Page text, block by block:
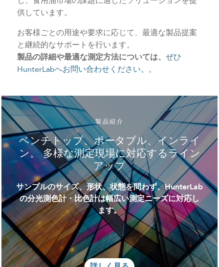
供しています。
お客様ごとの用途や要求に応じて、最適な製品提案
と継続的なサポートを行います。
製品の詳細や最適な測定方法については、 ぜひ
HunterLabへお問い合わせください。 。
製品紹介
ベンチトップ、ポータブル、インライ
ン。 多様な測定現場に対応するライン
アップ
サンプルのサイズ、形状、状態を問わず、HunterLab
の分光測色計・比色計は幅広い測定ニーズに対応し
ます。